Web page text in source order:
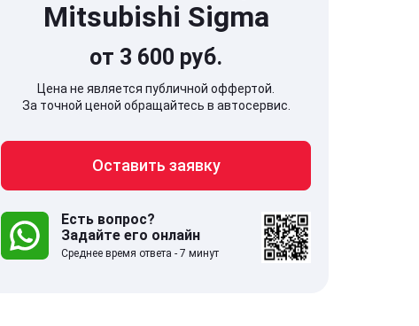
141707, Московская обл,
дом 5
Mitsubishi Sigma
от 3 600 руб.
Цена не является публичной оффертой.
За точной ценой обращайтесь в автосервис.
Оставить заявку
Есть вопрос?
Задайте его онлайн
Среднее время ответа - 7 минут